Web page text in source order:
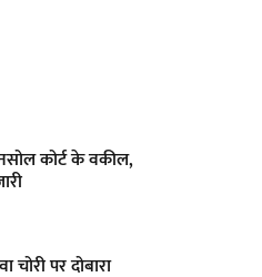
कोर्ट के वकील,
चोरी पर दोबारा